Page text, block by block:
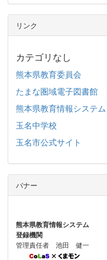
リンク
カテゴリなし
熊本県教育委員会
たまな圏域電子図書館
熊本県教育情報システム
玉名中学校
玉名市公式サイト
バナー
熊本県教育情報システム
登録機関
管理責任者 池田 健一